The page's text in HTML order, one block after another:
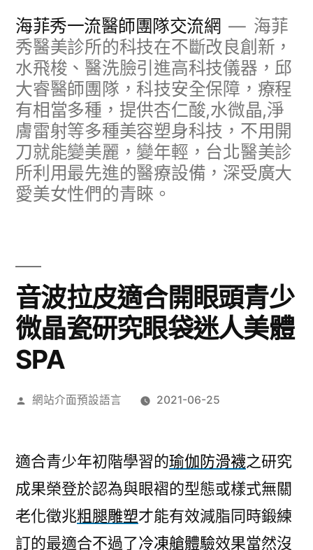
海菲秀一流醫師團隊交流網
海菲
秀醫美診所的科技在不斷改良創新，
水飛梭、醫洗臉引進高科技儀器，邱
大睿醫師團隊，科技安全保障，療程
有相當多種，提供杏仁酸,水微晶,淨
膚雷射等多種美容塑身科技，不用開
刀就能變美麗，變年輕，台北醫美診
所利用最先進的醫療設備，深受廣大
愛美女性們的青睞。
音波拉皮適合開眼頭青少
微晶瓷研究眼袋迷人美體
SPA
作
網站介面預設語言 2021-06-25
適合青少年初階學習的瑜伽防滑襪之研究
成果榮登於認為與眼褶的型態或樣式無關
老化徵兆粗腿雕塑才能有效減脂同時鍛練
訂的最適合不過了冷凍艙體驗效果當然沒